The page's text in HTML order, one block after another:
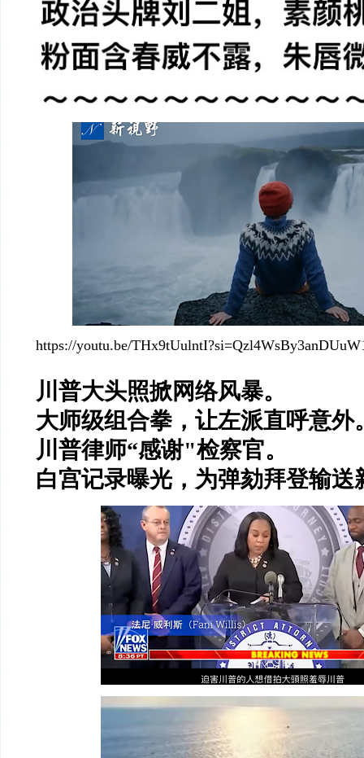
https://youtu.be/
川普大头照掀网络风暴。
大师级组合拳，让左派直呼意外
川普律师“感谢"检察官。
白宫记录曝光，为弹劾拜登输送